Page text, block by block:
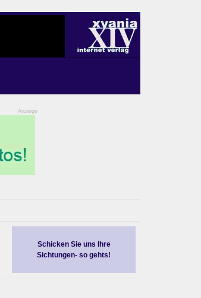
Anzeige
Schicken Sie uns Ihre
Sichtungen- so gehts!